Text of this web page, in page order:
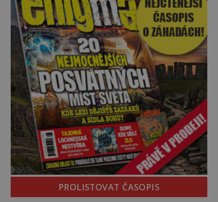
PROLISTOVAT ČASOPIS